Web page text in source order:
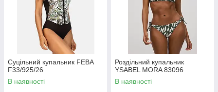
Суцільний купальник FEBA
F33/925/26
В наявності
Роздільний купальник
YSABEL MORA 83096
В наявності